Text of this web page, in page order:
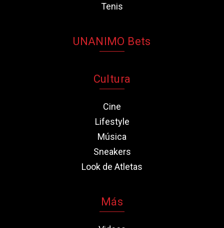
Tenis
UNANIMO Bets
Cultura
Cine
Lifestyle
Música
Sneakers
Look de Atletas
Más